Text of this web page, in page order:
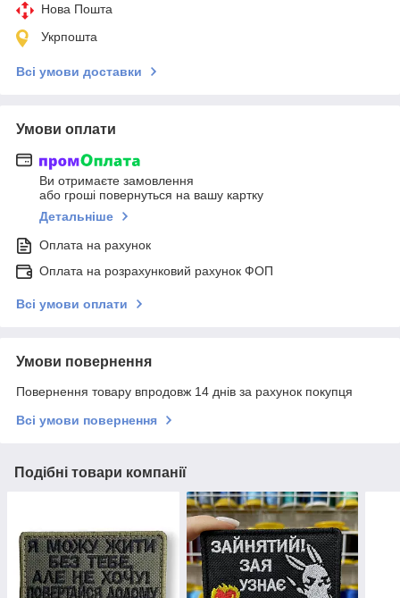
Нова Пошта
Укрпошта
Всі умови доставки
Умови оплати
Ви отримаєте замовлення
або гроші повернуться на вашу картку
Детальніше
Оплата на рахунок
Оплата на розрахунковий рахунок ФОП
Всі умови оплати
Умови повернення
Повернення товару впродовж 14 днів за рахунок покупця
Всі умови повернення
Подібні товари компанії